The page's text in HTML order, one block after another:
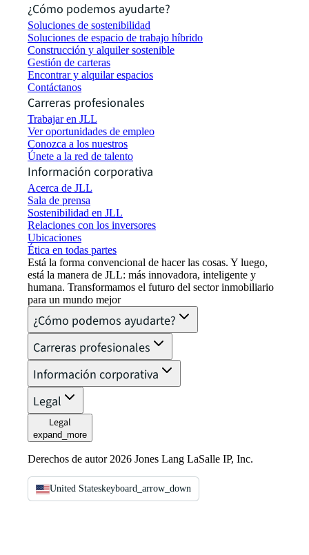
¿Cómo podemos ayudarte?
Soluciones de sostenibilidad
Soluciones de espacio de trabajo híbrido
Construcción y alquiler sostenible
Gestión de carteras
Encontrar y alquilar espacios
Contáctanos
Carreras profesionales
Trabajar en JLL
Ver oportunidades de empleo
Conozca a los nuestros
Únete a la red de talento
Información corporativa
Acerca de JLL
Sala de prensa
Sostenibilidad en JLL
Relaciones con los inversores
Ubicaciones
Ética en todas partes
Está la forma convencional de hacer las cosas. Y luego,
está la manera de JLL: más innovadora, inteligente y
humana. Transformamos el futuro del sector inmobiliario
para un mundo mejor
¿Cómo podemos ayudarte?
Carreras profesionales
Información corporativa
Legal
Legal
expand_more
Derechos de autor 2026 Jones Lang LaSalle IP, Inc.
United Stateskeyboard_arrow_down